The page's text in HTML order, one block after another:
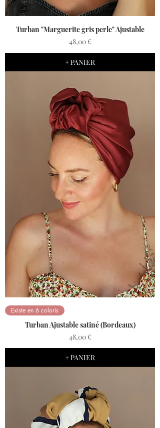
Turban "Marguerite gris perle" Ajustable
Prix
48,00 €
+ PANIER
Existe en 6 coloris
Turban Ajustable satiné (Bordeaux)
Prix
48,00 €
+ PANIER